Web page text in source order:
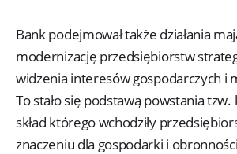
Bank podejmował także działania
modernizację przedsiębiorstw
widzenia interesów gospodarczych i
To stało się podstawą powstania
skład którego wchodziły
znaczeniu dla gospodarki i